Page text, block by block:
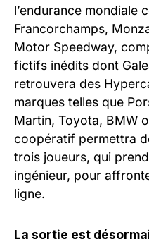
l’endurance mondiale
Francorchamps,
Motor Speedway,
fictifs inédits dont
retrouvera des
marques telles que
Martin, Toyota, BMW
coopératif permettra
trois joueurs, qui
ingénieur, pour
ligne.
La sortie est